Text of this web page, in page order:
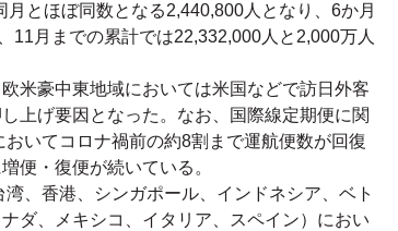
とほぼ同数となる2,440,800人となり、6か月
11月までの累計では22,332,000人と2,000万人
米豪中東地域においては米国などで訪日外客
上げ要因となった。なお、国際線定期便に関
いてコロナ禍前の約8割まで運航便数が回復
便・復便が続いている。
、香港、シンガポール、インドネシア、ベト
ダ、メキシコ、イタリア、スペイン）におい